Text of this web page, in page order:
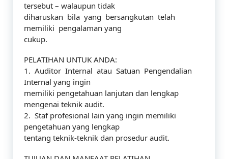
tersebut – walaupun tidak
diharuskan bila yang bersangkutan telah
memiliki pengalaman yang
cukup.
PELATIHAN UNTUK ANDA:
1. Auditor Internal atau Satuan Pengendalian
Internal yang ingin
memiliki pengetahuan lanjutan dan lengkap
mengenai teknik audit.
2. Staf profesional lain yang ingin memiliki
pengetahuan yang lengkap
tentang teknik-teknik dan prosedur audit.